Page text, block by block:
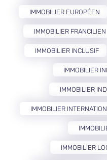
IMMOBILIER EUROPÉEN
IMMOBILIER FRANCILIEN
IMMOBILIER INCLUSIF
IMMOBILIER
IMMOBILIER
IMMOBILIER
IMMOBILIER